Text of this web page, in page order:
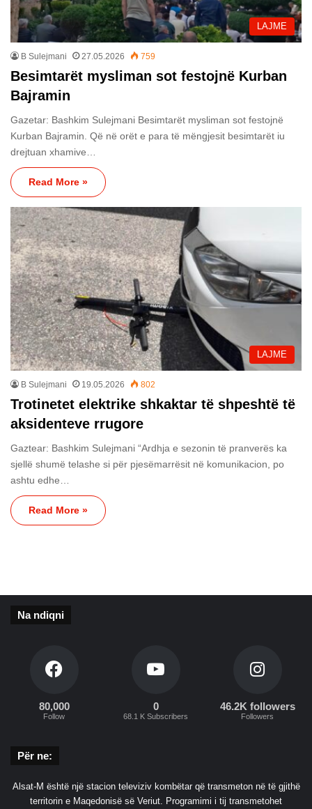
LAJME
B Sulejmani 27.05.2026 759
Besimtarët mysliman sot festojnë Kurban
Bajramin
Gazetar: Bashkim Sulejmani Besimtarët mysliman sot festojnë
Kurban Bajramin. Që në orët e para të mëngjesit besimtarët iu
drejtuan xhamive…
Read More »
LAJME
B Sulejmani 19.05.2026 802
Trotinetet elektrike shkaktar të shpeshtë të
aksidenteve rrugore
Gaztear: Bashkim Sulejmani “Ardhja e sezonin të pranverës ka
sjellë shumë telashe si për pjesëmarrësit në komunikacion, po
ashtu edhe…
Read More »
Na ndiqni
80,000
Follow
0
68.1 K Subscribers
46.2K followers
Followers
Për ne:
Alsat-M është një stacion televiziv kombëtar që transmeton në të gjithë
territorin e Maqedonisë së Veriut. Programimi i tij transmetohet